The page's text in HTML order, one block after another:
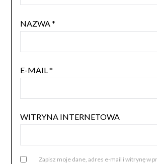
NAZWA*
E-MAIL*
WITRYNA INTERNETOWA
Zapisz moje dane, adres e-mail i witrynę w